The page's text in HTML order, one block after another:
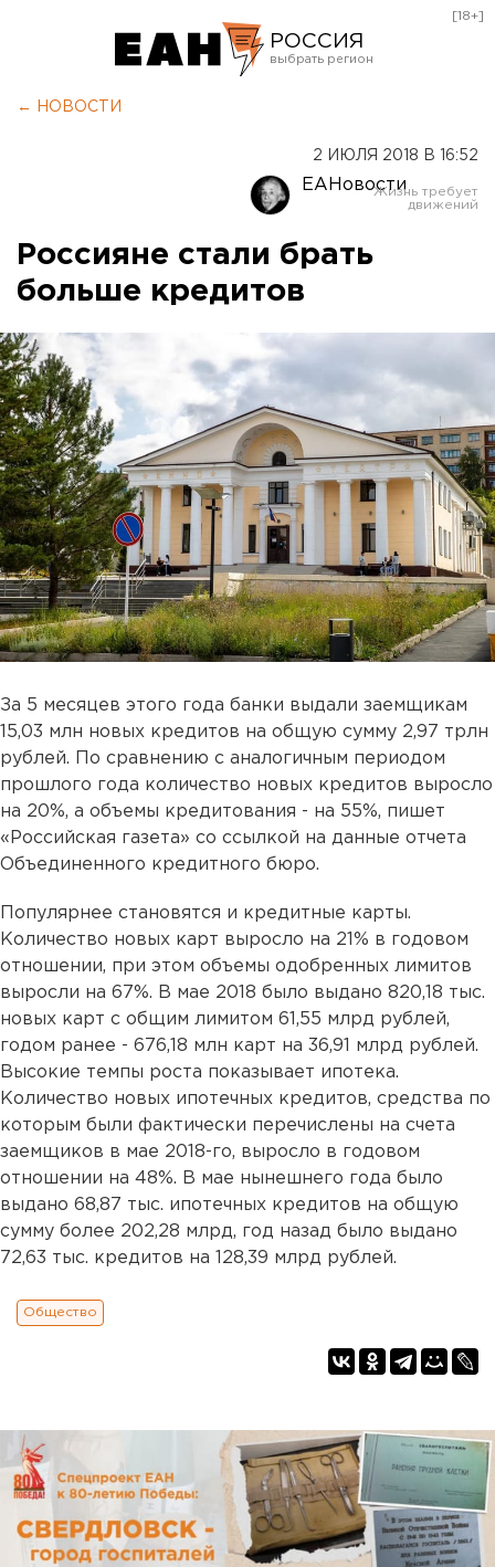
РОССИЯ
Оренбург
[18+]
← НОВОСТИ
2 ИЮЛЯ 2018 В 16:52
ЕАНовости
Россияне стали брать
больше кредитов
За 5 месяцев этого года банки выдали заемщикам
15,03 млн новых кредитов на общую сумму 2,97 трлн
рублей. По сравнению с аналогичным периодом
прошлого года количество новых кредитов выросло
на 20%, а объемы кредитования - на 55%, пишет
«Российская газета» со ссылкой на данные отчета
Объединенного кредитного бюро.
Популярнее становятся и кредитные карты.
Количество новых карт выросло на 21% в годовом
отношении, при этом объемы одобренных лимитов
выросли на 67%. В мае 2018 было выдано 820,18 тыс.
новых карт с общим лимитом 61,55 млрд рублей,
годом ранее - 676,18 млн карт на 36,91 млрд рублей.
Высокие темпы роста показывает ипотека.
Количество новых ипотечных кредитов, средства по
которым были фактически перечислены на счета
заемщиков в мае 2018-го, выросло в годовом
отношении на 48%. В мае нынешнего года было
выдано 68,87 тыс. ипотечных кредитов на общую
сумму более 202,28 млрд, год назад было выдано
72,63 тыс. кредитов на 128,39 млрд рублей.
Общество